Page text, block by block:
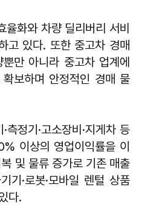
화와 차량 딜리버리 서비
고 있다. 또한 중고차 경매
만 아니라 중고차 업계에
보하며 안정적인 경매 물
측정기·고소장비·지게차 등
이상의 영업이익률을 이
및 물류 증가로 기존 매출
기·로봇·모바일 렌털 상품
다.